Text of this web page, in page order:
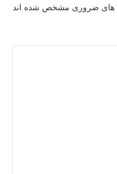
های ضروری مشخص شده اند